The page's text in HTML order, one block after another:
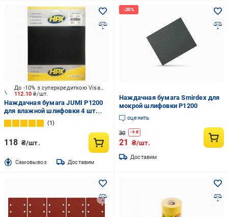
112.10₴/шт.
До -10% з суперкредиткою Visa Вигода
Наждачная бумага JUMI P1200
для влажной шлифовки 4 шт.
235936
1
118 ₴/шт.
Cамовывоз Доставим
Наждачная бумага Smirdex для
мокрой шлифовки P1200
оценить
30 -9₴
21 ₴/шт.
Доставим